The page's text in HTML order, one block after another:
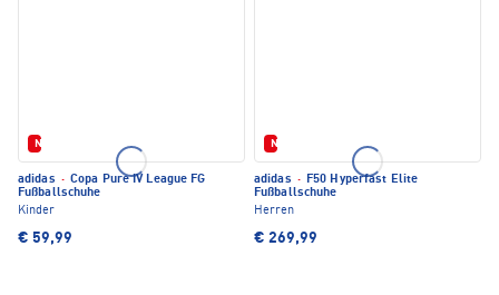
Neu
adidas · Copa Pure IV League FG
Fußballschuhe
Kinder
€ 59,99
Neu
adidas · F50 Hyperfast Elite
Fußballschuhe
Herren
€ 269,99